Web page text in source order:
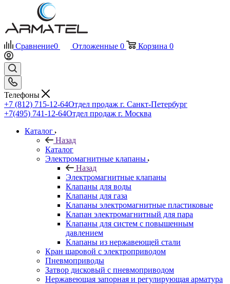
Сравнение0 Отложенные 0 Корзина 0
Телефоны
+7 (812) 715-12-64Отдел продаж г. Санкт-Петербург
+7(495) 741-12-64Отдел продаж г. Москва
Каталог
Назад
Каталог
Электромагнитные клапаны
Назад
Электромагнитные клапаны
Клапаны для воды
Клапаны для газа
Клапаны электромагнитные пластиковые
Клапан электромагнитный для пара
Клапаны для систем с повышенным
давлением
Клапаны из нержавеющей стали
Кран шаровой с электроприводом
Пневмоприводы
Затвор дисковый с пневмоприводом
Нержавеющая запорная и регулирующая арматура